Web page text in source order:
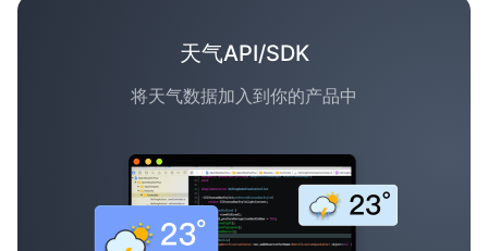
天气API/SDK
将天气数据加入到你的产品中